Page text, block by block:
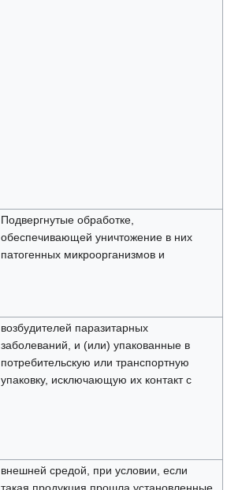
Подвергнутые обработке,
обеспечивающей уничтожение в них
патогенных микроорганизмов и
возбудителей паразитарных
заболеваний, и (или) упакованные в
потребительскую или транспортную
упаковку, исключающую их контакт с
внешней средой, при условии, если